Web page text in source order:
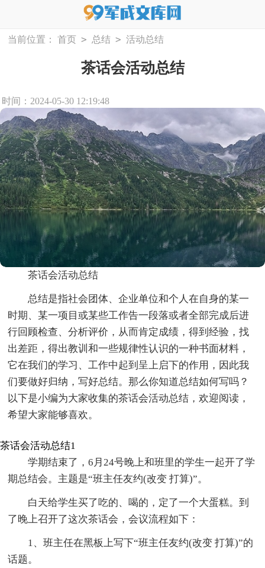
当前位置： 首页 > 总结 > 活动总结
茶话会活动总结
时间：2024-05-30 12:19:48
茶话会活动总结
总结是指社会团体、企业单位和个人在自身的某一
时期、某一项目或某些工作告一段落或者全部完成后进
行回顾检查、分析评价，从而肯定成绩，得到经验，找
出差距，得出教训和一些规律性认识的一种书面材料，
它在我们的学习、工作中起到呈上启下的作用，因此我
们要做好归纳，写好总结。那么你知道总结如何写吗？
以下是小编为大家收集的茶话会活动总结，欢迎阅读，
希望大家能够喜欢。
茶话会活动总结1
学期结束了，6月24号晚上和班里的学生一起开了学
期总结会。主题是“班主任友约(改变 打算)”。
白天给学生买了吃的、喝的，定了一个大蛋糕。到
了晚上召开了这次茶话会，会议流程如下：
1、班主任在黑板上写下“班主任友约(改变 打算)”的
话题。